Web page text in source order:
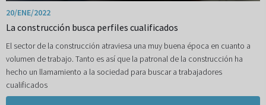
20/ENE/2022
La construcción busca perfiles cualificados
El sector de la construcción atraviesa una muy buena época en cuanto a
volumen de trabajo. Tanto es así que la patronal de la construcción ha
hecho un llamamiento a la sociedad para buscar a trabajadores
cualificados